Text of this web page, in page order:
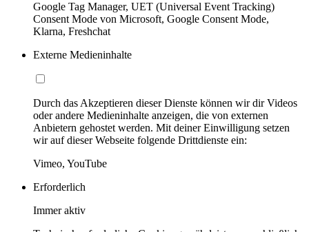
Google Tag Manager, UET (Universal Event Tracking)
Consent Mode von Microsoft, Google Consent Mode,
Klarna, Freshchat
Externe Medieninhalte
Durch das Akzeptieren dieser Dienste können wir dir Videos
oder andere Medieninhalte anzeigen, die von externen
Anbietern gehostet werden. Mit deiner Einwilligung setzen
wir auf dieser Webseite folgende Drittdienste ein:
Vimeo, YouTube
Erforderlich
Immer aktiv